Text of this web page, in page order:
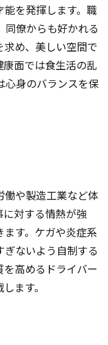
を発揮します。職
僚からも好かれる
め、美しい空間で
面では食生活の乱
心身のバランスを保
働や製造工業など体
対する情熱が強
す。ケガや炎症系
ないよう自制する
高めるドライバー
ます。